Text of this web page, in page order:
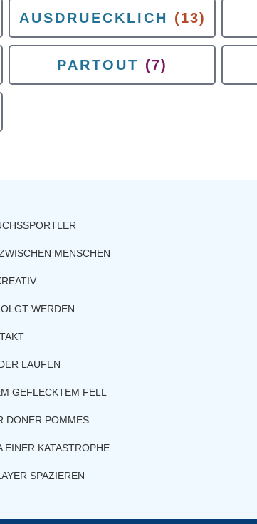
AUSDRUECKLICH (13)
PARTOUT (7)
MENSCHEN
WERDEN
LAUFEN
GEFLECKTEM FELL
DONER POMMES
EINER KATASTROPHE
SPAZIEREN